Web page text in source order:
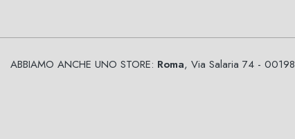
ABBIAMO ANCHE UNO STORE: Roma, Via Salaria 74 - 00198